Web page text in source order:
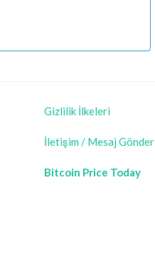
Gizlilik İlkeleri
İletişim / Mesaj Gönder
Bitcoin Price Today